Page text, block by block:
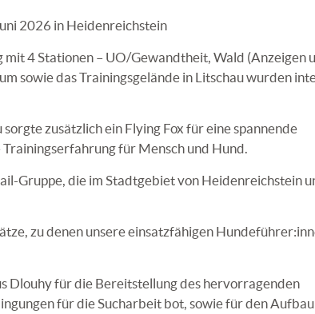
2026 in Heidenreichstein
mit 4 Stationen – UO/Gewandtheit, Wald (Anzeigen
sowie das Trainingsgelände in Litschau wurden
zusätzlich ein Flying Fox für eine spannende
für Mensch und Hund.
Gruppe, die im Stadtgebiet von Heidenreichstein
zu denen unsere einsatzfähigen
Dlouhy für die Bereitstellung des hervorragenden
für die Sucharbeit bot, sowie für den